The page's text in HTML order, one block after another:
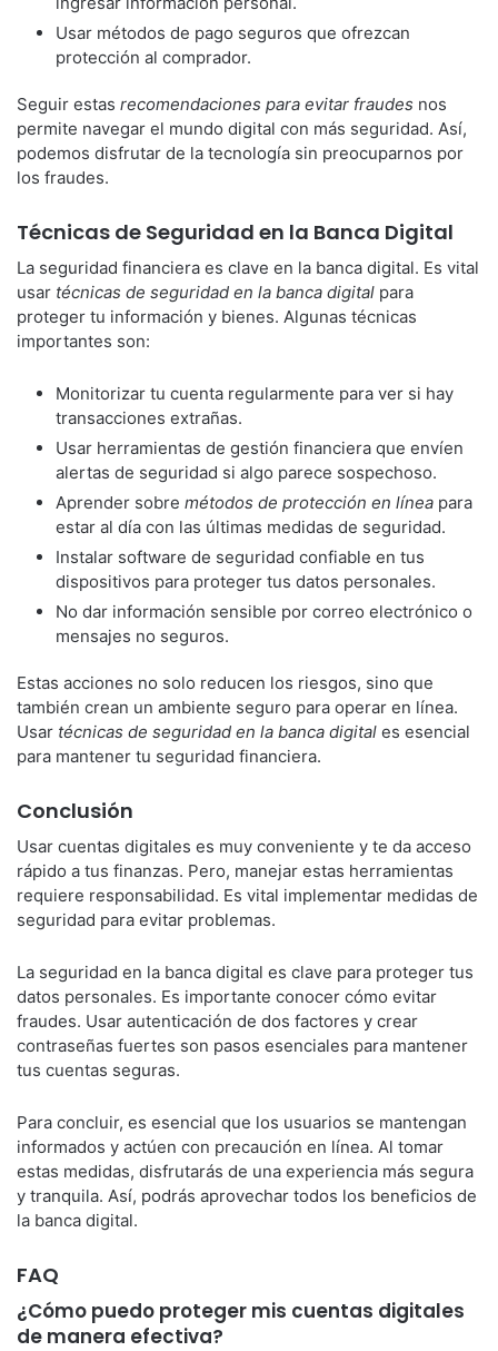
Usar métodos de pago seguros que ofrezcan
protección al comprador.
Seguir estas recomendaciones para evitar fraudes nos
permite navegar el mundo digital con más seguridad. Así,
podemos disfrutar de la tecnología sin preocuparnos por
los fraudes.
Técnicas de Seguridad en la Banca Digital
La seguridad financiera es clave en la banca digital. Es vital
usar técnicas de seguridad en la banca digital para
proteger tu información y bienes. Algunas técnicas
importantes son:
Monitorizar tu cuenta regularmente para ver si hay
transacciones extrañas.
Usar herramientas de gestión financiera que envíen
alertas de seguridad si algo parece sospechoso.
Aprender sobre métodos de protección en línea para
estar al día con las últimas medidas de seguridad.
Instalar software de seguridad confiable en tus
dispositivos para proteger tus datos personales.
No dar información sensible por correo electrónico o
mensajes no seguros.
Estas acciones no solo reducen los riesgos, sino que
también crean un ambiente seguro para operar en línea.
Usar técnicas de seguridad en la banca digital es esencial
para mantener tu seguridad financiera.
Conclusión
Usar cuentas digitales es muy conveniente y te da acceso
rápido a tus finanzas. Pero, manejar estas herramientas
requiere responsabilidad. Es vital implementar medidas de
seguridad para evitar problemas.
La seguridad en la banca digital es clave para proteger tus
datos personales. Es importante conocer cómo evitar
fraudes. Usar autenticación de dos factores y crear
contraseñas fuertes son pasos esenciales para mantener
tus cuentas seguras.
Para concluir, es esencial que los usuarios se mantengan
informados y actúen con precaución en línea. Al tomar
estas medidas, disfrutarás de una experiencia más segura
y tranquila. Así, podrás aprovechar todos los beneficios de
la banca digital.
FAQ
¿Cómo puedo proteger mis cuentas digitales
de manera efectiva?